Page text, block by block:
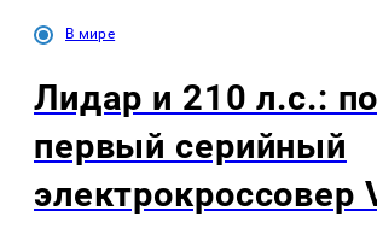
В мире
Лидар и 210 л.с.:
первый серийный
электрокроссовер